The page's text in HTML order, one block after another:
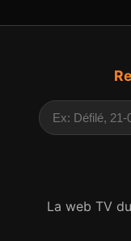
La web TV